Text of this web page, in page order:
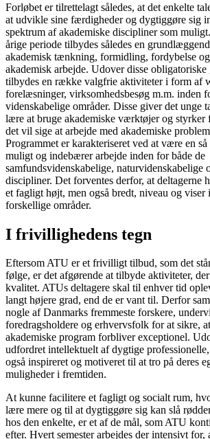
Forløbet er tilrettelagt således, at det enkelte
at udvikle sine færdigheder og dygtiggøre sig
spektrum af akademiske discipliner som
årige periode tilbydes således en
akademisk tænkning, formidling, fordybelse
akademisk arbejde. Udover disse obligatoriske
tilbydes en række valgfrie aktiviteter i form af
forelæsninger, virksomhedsbesøg m.m. inden
videnskabelige områder. Disse giver det unge
lære at bruge akademiske værktøjer og styrker
det vil sige at arbejde med akademiske
Programmet er karakteriseret ved at være en
muligt og indebærer arbejde inden for både de
samfundsvidenskabelige, naturvidenskabelige
discipliner. Det forventes derfor, at deltagerne
et fagligt højt, men også bredt, niveau og viser
forskellige områder.
I frivillighedens tegn
Eftersom ATU er et frivilligt tilbud, som det
følge, er det afgørende at tilbyde aktiviteter,
kvalitet. ATUs deltagere skal til enhver tid
langt højere grad, end de er vant til. Derfor
nogle af Danmarks fremmeste forskere,
foredragsholdere og erhvervsfolk for at sikre,
akademiske program forbliver exceptionel.
udfordret intellektuelt af dygtige
også inspireret og motiveret til at tro på deres
muligheder i fremtiden.
At kunne facilitere et fagligt og socialt rum,
lære mere og til at dygtiggøre sig kan slå
hos den enkelte, er et af de mål, som ATU
efter. Hvert semester arbejdes der intensivt for,